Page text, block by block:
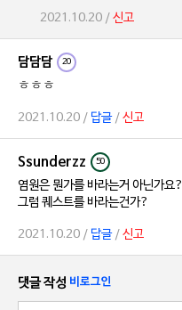
2021.10.20 / 신고
담담담 20
ㅎㅎㅎ
2021.10.20 / 답글/ 신고
Ssunderzz 50
염원은 뭔가를 바라는거 아닌가요?
그럼 퀘스트를 바라는건가?
2021.10.20 / 답글/ 신고
댓글 작성 비로그인